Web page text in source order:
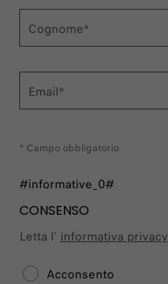
Cognome*
Email*
* Campo obbligatorio
#informative_0#
CONSENSO
Letta l' informativa privacy
Acconsento